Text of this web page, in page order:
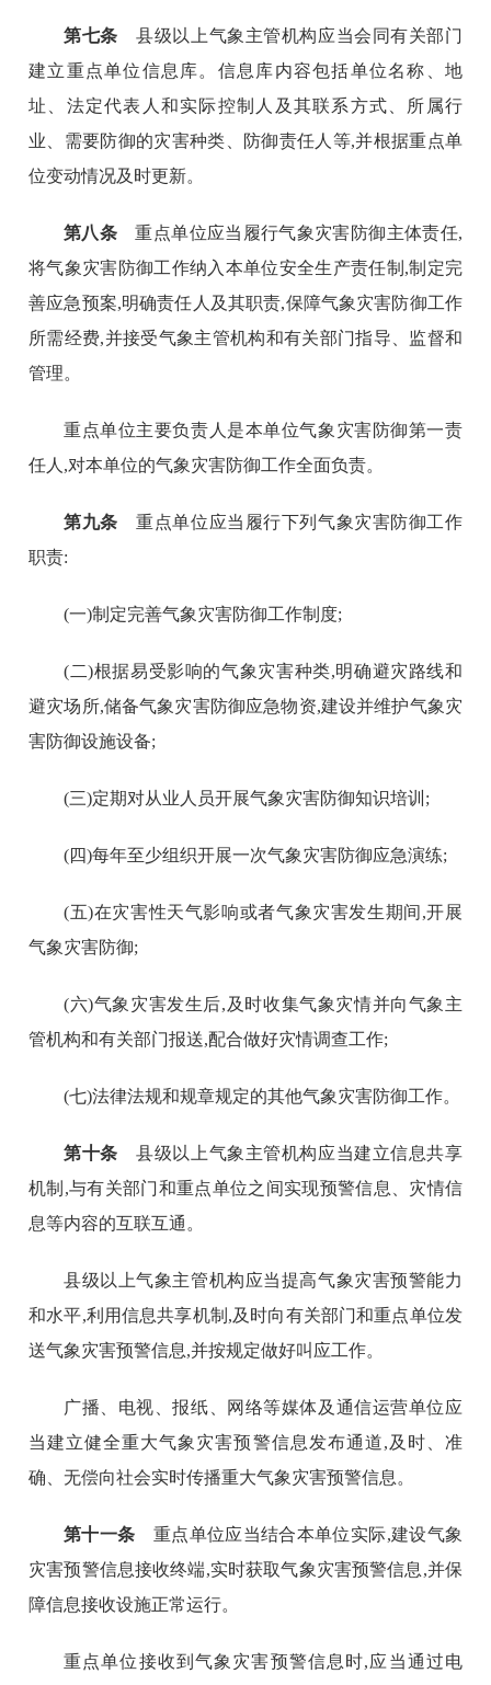
第七条 县级以上气象主管机构应当会同有关部门
建立重点单位信息库。信息库内容包括单位名称、地
址、法定代表人和实际控制人及其联系方式、所属行
业、需要防御的灾害种类、防御责任人等,并根据重点单
位变动情况及时更新。
第八条 重点单位应当履行气象灾害防御主体责任,
将气象灾害防御工作纳入本单位安全生产责任制,制定完
善应急预案,明确责任人及其职责,保障气象灾害防御工作
所需经费,并接受气象主管机构和有关部门指导、监督和
管理。
重点单位主要负责人是本单位气象灾害防御第一责
任人,对本单位的气象灾害防御工作全面负责。
第九条 重点单位应当履行下列气象灾害防御工作
职责:
(一)制定完善气象灾害防御工作制度;
(二)根据易受影响的气象灾害种类,明确避灾路线和
避灾场所,储备气象灾害防御应急物资,建设并维护气象灾
害防御设施设备;
(三)定期对从业人员开展气象灾害防御知识培训;
(四)每年至少组织开展一次气象灾害防御应急演练;
(五)在灾害性天气影响或者气象灾害发生期间,开展
气象灾害防御;
(六)气象灾害发生后,及时收集气象灾情并向气象主
管机构和有关部门报送,配合做好灾情调查工作;
(七)法律法规和规章规定的其他气象灾害防御工作。
第十条 县级以上气象主管机构应当建立信息共享
机制,与有关部门和重点单位之间实现预警信息、灾情信
息等内容的互联互通。
县级以上气象主管机构应当提高气象灾害预警能力
和水平,利用信息共享机制,及时向有关部门和重点单位发
送气象灾害预警信息,并按规定做好叫应工作。
广播、电视、报纸、网络等媒体及通信运营单位应
当建立健全重大气象灾害预警信息发布通道,及时、准
确、无偿向社会实时传播重大气象灾害预警信息。
第十一条 重点单位应当结合本单位实际,建设气象
灾害预警信息接收终端,实时获取气象灾害预警信息,并保
障信息接收设施正常运行。
重点单位接收到气象灾害预警信息时,应当通过电